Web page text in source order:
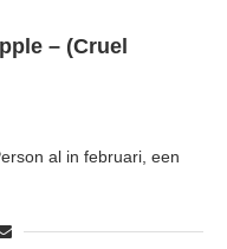
– (Cruel
al in februari, een